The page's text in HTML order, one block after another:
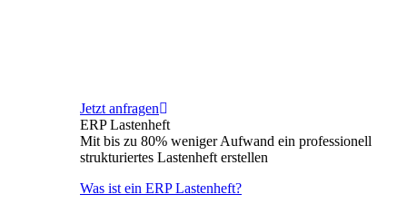
Jetzt anfragen
ERP Lastenheft
Mit bis zu 80% weniger Aufwand ein professionell
strukturiertes Lastenheft erstellen
Was ist ein ERP Lastenheft?